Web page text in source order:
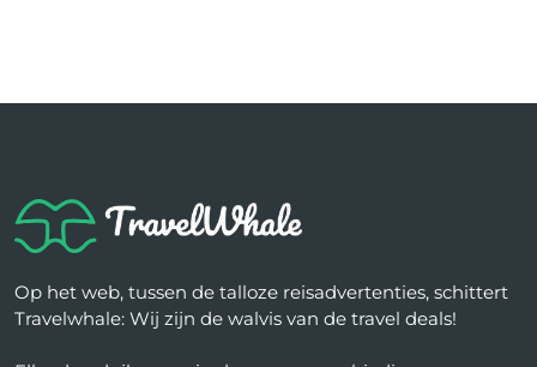
Op het web, tussen de talloze reisadvertenties, schittert
Travelwhale: Wij zijn de walvis van de travel deals!